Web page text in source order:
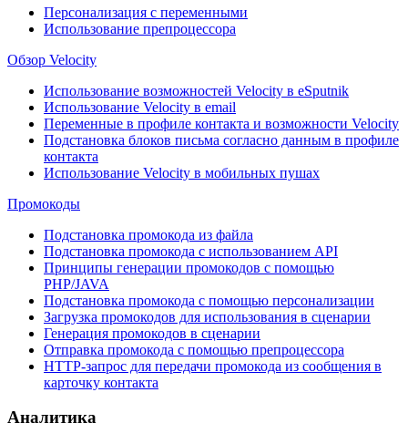
Персонализация с переменными
Использование препроцессора
Обзор Velocity
Использование возможностей Velocity в eSputnik
Использование Velocity в email
Переменные в профиле контакта и возможности Velocity
Подстановка блоков письма согласно данным в профиле
контакта
Использование Velocity в мобильных пушах
Промокоды
Подстановка промокода из файла
Подстановка промокода с использованием API
Принципы генерации промокодов с помощью
PHP/JAVA
Подстановка промокода с помощью персонализации
Загрузка промокодов для использования в сценарии
Генерация промокодов в сценарии
Отправка промокода с помощью препроцессора
HTTP-запрос для передачи промокода из сообщения в
карточку контакта
Аналитика